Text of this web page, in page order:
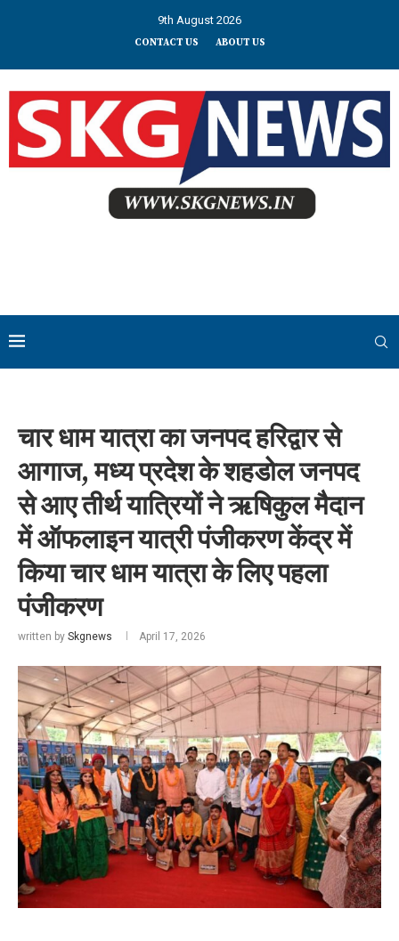
9th August 2026
CONTACT US ABOUT US
चार धाम यात्रा का जनपद हरिद्वार से
आगाज, मध्य प्रदेश के शहडोल जनपद
से आए तीर्थ यात्रियों ने ऋषिकुल मैदान
में ऑफलाइन यात्री पंजीकरण केंद्र में
किया चार धाम यात्रा के लिए पहला
पंजीकरण
written by Skgnews April 17, 2026